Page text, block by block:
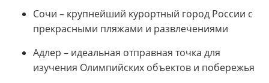
Сочи – крупнейший курортный город России с
прекрасными пляжами и развлечениями
Адлер – идеальная отправная точка для
изучения Олимпийских объектов и побережья